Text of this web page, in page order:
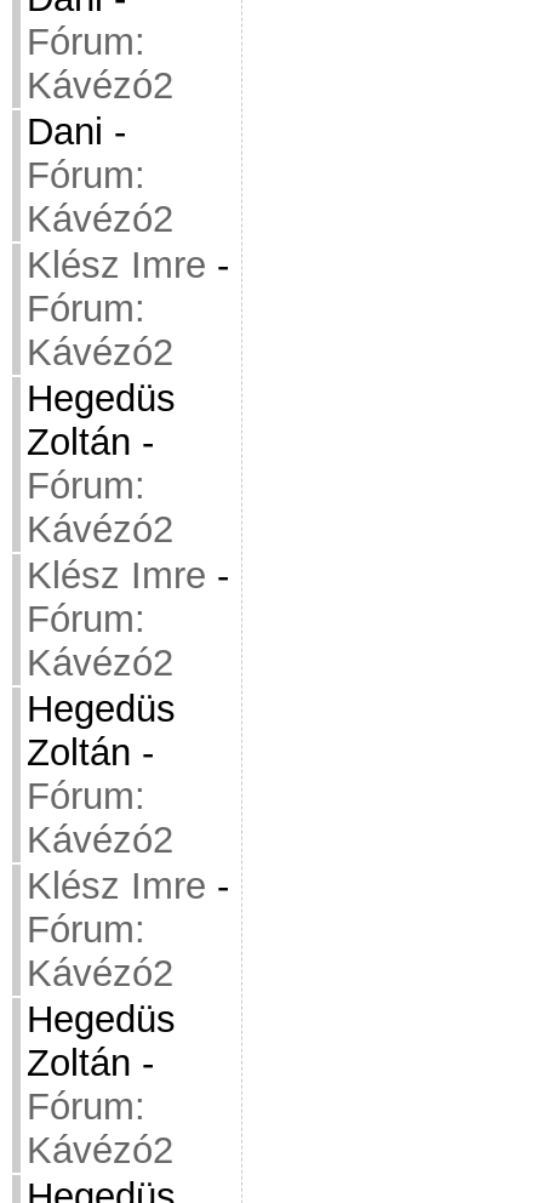
Fórum:
Kávézó2
Dani -
Fórum:
Kávézó2
Klész Imre -
Fórum:
Kávézó2
Hegedüs
Zoltán -
Fórum:
Kávézó2
Klész Imre -
Fórum:
Kávézó2
Hegedüs
Zoltán -
Fórum:
Kávézó2
Klész Imre -
Fórum:
Kávézó2
Hegedüs
Zoltán -
Fórum:
Kávézó2